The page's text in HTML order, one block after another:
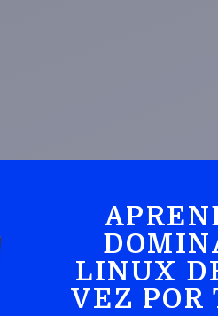
DO EBOOKLINUX
VEZ POR